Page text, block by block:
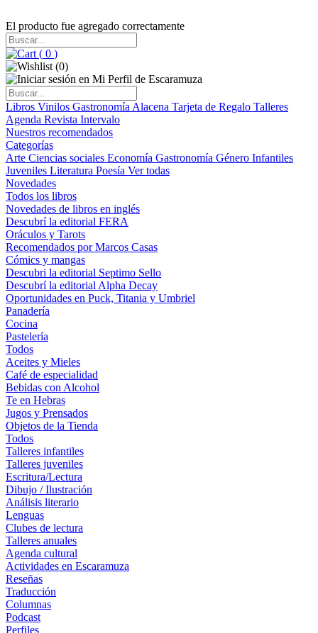
El producto fue agregado correctamente
( 0 )
(0)
Libros Vinilos Gastronomía Alacena Tarjeta de Regalo Talleres
Agenda Revista Intervalo
Nuestros recomendados
Categorías
Arte Ciencias sociales Economía Gastronomía Género Infantiles
Juveniles Literatura Poesía Ver todas
Novedades
Todos los libros
Novedades de libros en inglés
Descubrí la editorial FERA
Oráculos y Tarots
Recomendados por Marcos Casas
Cómics y mangas
Descubri la editorial Septimo Sello
Descubrí la editorial Alpha Decay
Oportunidades en Puck, Titania y Umbriel
Panadería
Cocina
Pastelería
Todos
Aceites y Mieles
Café de especialidad
Bebidas con Alcohol
Te en Hebras
Jugos y Prensados
Objetos de la Tienda
Todos
Talleres infantiles
Talleres juveniles
Escritura/Lectura
Dibujo / Ilustración
Análisis literario
Lenguas
Clubes de lectura
Talleres anuales
Agenda cultural
Actividades en Escaramuza
Reseñas
Traducción
Columnas
Podcast
Perfiles